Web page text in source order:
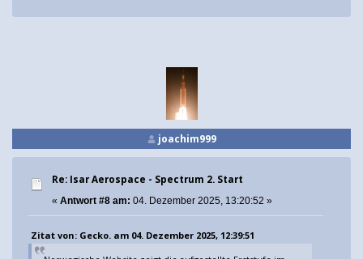
joachim999
Re: Isar Aerospace - Spectrum 2. Start
« Antwort #8 am: 04. Dezember 2025, 13:20:52 »
Zitat von: Gecko. am 04. Dezember 2025, 12:39:51